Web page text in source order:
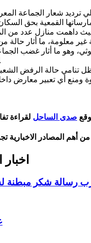
ترديد شعار الجماعة
داهمت منازل عدد من
وهو ما أثار غضب
استهدفت المشاركين في الواقعة.
تنامي حالة الرفض
صدى الساحل لقراءة
أهم المصادر الاخبارية
رسالة شكر مبطنة